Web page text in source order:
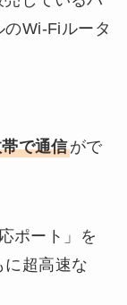
のWi-Fiルータ
で通信がで
ポート」を
に超高速な